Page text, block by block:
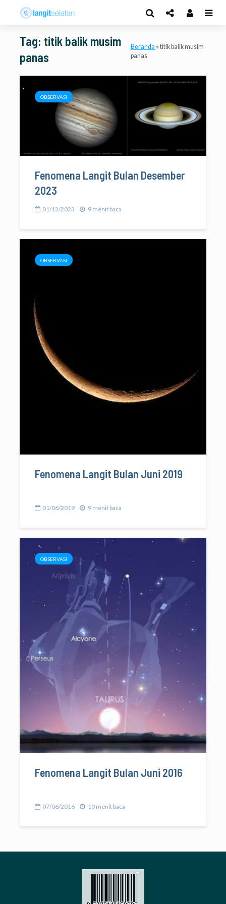
Tag: titik balik musim
panas
Beranda » titik balik musim
panas
OBSERVASI
Fenomena Langit Bulan Desember
2023
01/12/2023 9 menit baca
OBSERVASI
Fenomena Langit Bulan Juni 2019
01/06/2019 9 menit baca
OBSERVASI
Fenomena Langit Bulan Juni 2016
07/06/2016 10 menit baca